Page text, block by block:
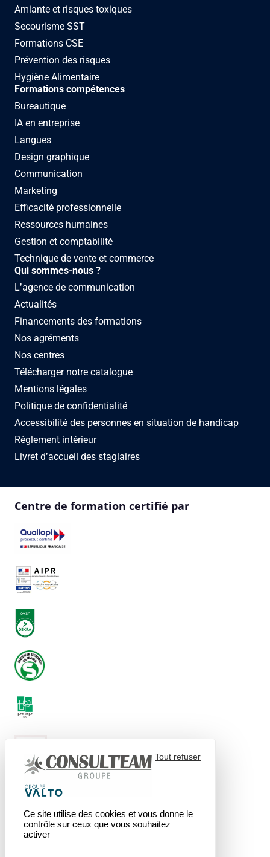
Amiante et risques toxiques
Secourisme SST
Formations CSE
Prévention des risques
Hygiène Alimentaire
Formations compétences
Bureautique
IA en entreprise
Langues
Design graphique
Communication
Marketing
Efficacité professionnelle
Ressources humaines
Gestion et comptabilité
Technique de vente et commerce
Qui sommes-nous ?
L’agence de communication
Actualités
Financements des formations
Nos agréments
Nos centres
Télécharger notre catalogue
Mentions légales
Politique de confidentialité
Accessibilité des personnes en situation de handicap
Règlement intérieur
Livret d’accueil des stagiaires
Centre de formation certifié par
Ce site utilise des cookies et vous donne le
contrôle sur ceux que vous souhaitez
activer
Tout refuser